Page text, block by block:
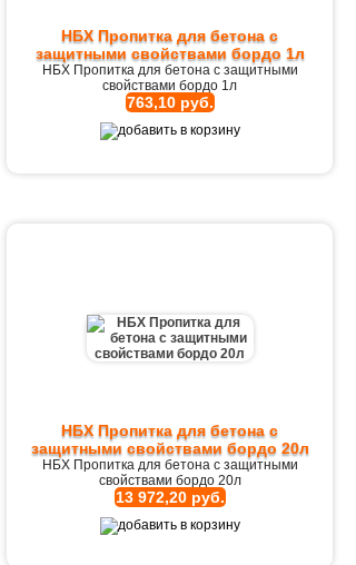
НБХ Пропитка для бетона с
защитными свойствами бордо 1л
НБХ Пропитка для бетона с защитными
свойствами бордо 1л
763,10 руб.
НБХ Пропитка для бетона с
защитными свойствами бордо 20л
НБХ Пропитка для бетона с защитными
свойствами бордо 20л
13 972,20 руб.